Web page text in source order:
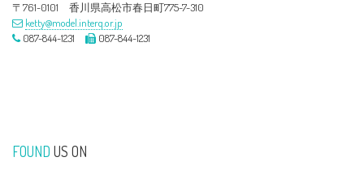
〒761-0101 香川県高松市春日町775-7-310
ketty@model.interq.or.jp
087-844-1231
087-844-1231
FOUND US ON